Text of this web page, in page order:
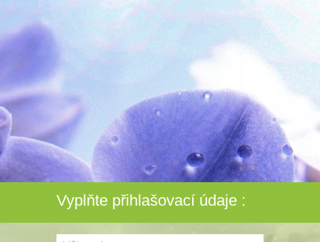
Vyplňte přihlašovací údaje :